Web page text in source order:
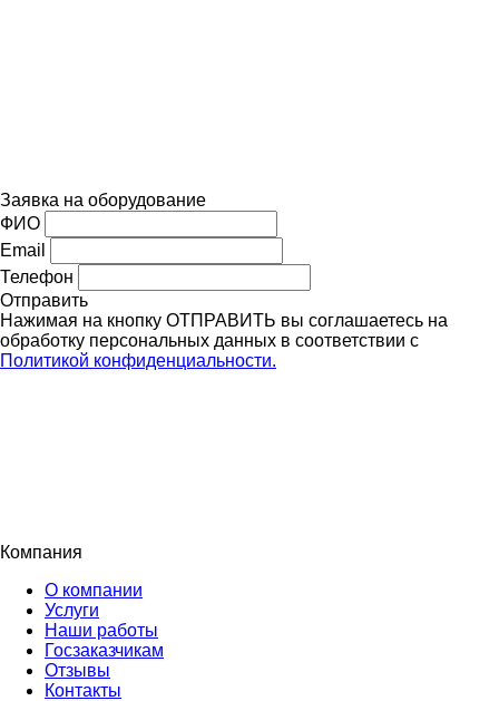
Заявка на оборудование
ФИО
Email
Телефон
Отправить
Нажимая на кнопку ОТПРАВИТЬ вы соглашаетесь на
обработку персональных данных в соответствии с
Политикой конфиденциальности.
Компания
О компании
Услуги
Наши работы
Госзаказчикам
Отзывы
Контакты